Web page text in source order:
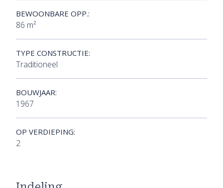
BEWOONBARE OPP.:
86 m²
TYPE CONSTRUCTIE:
Traditioneel
BOUWJAAR:
1967
OP VERDIEPING:
2